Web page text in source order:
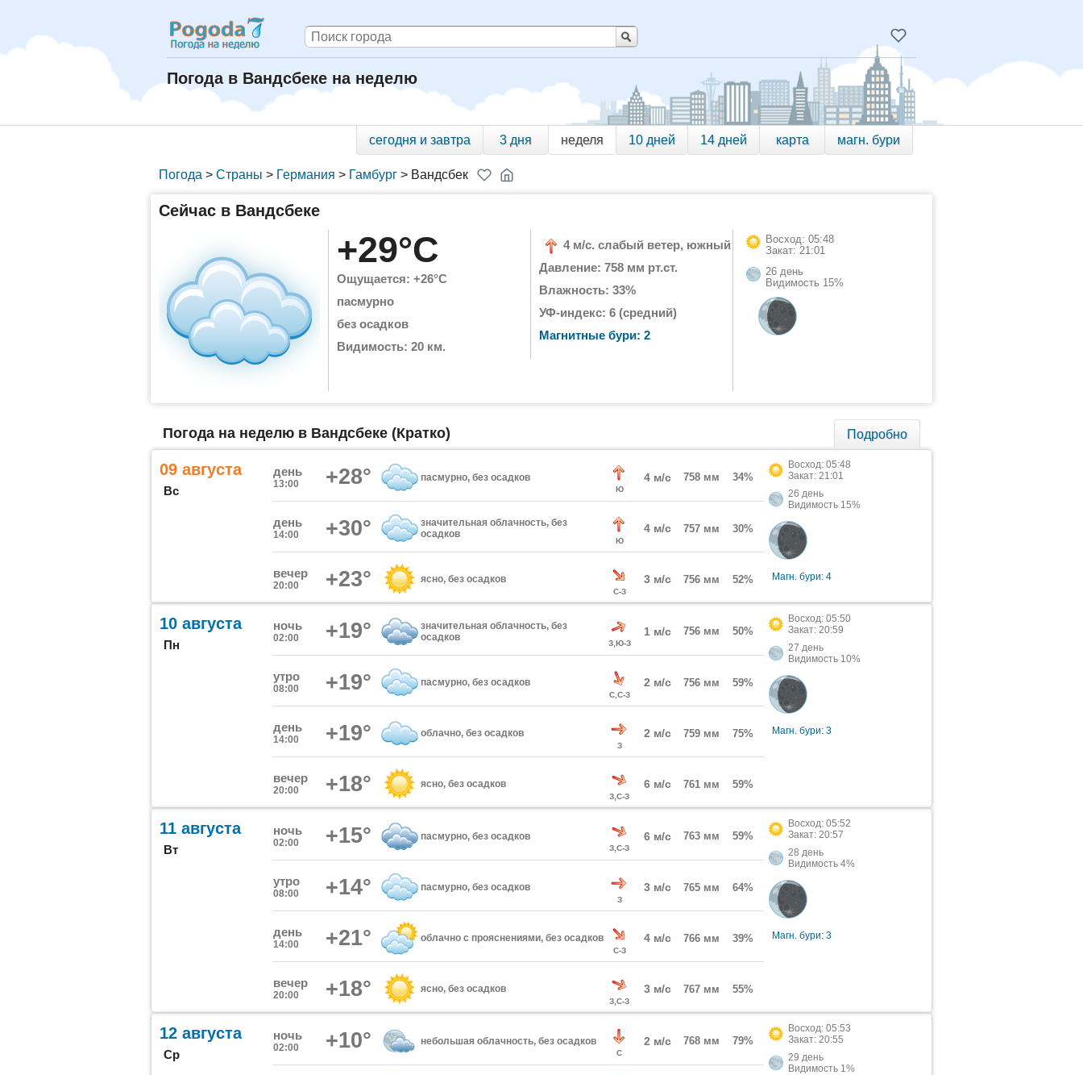
Погода в Вандсбеке на неделю
сегодня и завтра 3 дня неделя 10 дней 14 дней карта магн. бури
Погода > Страны > Германия > Гамбург > Вандсбек
Сейчас в Вандсбеке
+29°C
Ощущается: +26°C
пасмурно
без осадков
Видимость: 20 км.
4 м/с. слабый ветер, южный
Давление: 758 мм рт.ст.
Влажность: 33%
УФ-индекс: 6 (средний)
Магнитные бури: 2
Восход: 05:48
Закат: 21:01
26 день
Видимость 15%
Погода на неделю в Вандсбеке (Кратко) Подробно
09 августа
Вс
день
13:00 +28° пасмурно, без осадков
Ю
4 м/с 758 мм 34%
день
14:00 +30°
значительная облачность, без
осадков
Ю
4 м/с 757 мм 30%
вечер
20:00 +23° ясно, без осадков
С-З
3 м/с 756 мм 52%
Восход: 05:48
Закат: 21:01
26 день
Видимость 15%
Магн. бури: 4
10 августа
Пн
ночь
02:00 +19°
значительная облачность, без
осадков
З,Ю-З
1 м/с 756 мм 50%
утро
08:00 +19° пасмурно, без осадков
С,С-З
2 м/с 756 мм 59%
день
14:00 +19° облачно, без осадков
З
2 м/с 759 мм 75%
вечер
20:00 +18° ясно, без осадков
З,С-З
6 м/с 761 мм 59%
Восход: 05:50
Закат: 20:59
27 день
Видимость 10%
Магн. бури: 3
11 августа
Вт
ночь
02:00 +15° пасмурно, без осадков
З,С-З
6 м/с 763 мм 59%
утро
08:00 +14° пасмурно, без осадков
З
3 м/с 765 мм 64%
день
14:00 +21° облачно с прояснениями, без осадков
С-З
4 м/с 766 мм 39%
вечер
20:00 +18° ясно, без осадков
З,С-З
3 м/с 767 мм 55%
Восход: 05:52
Закат: 20:57
28 день
Видимость 4%
Магн. бури: 3
12 августа
Ср
ночь
02:00 +10° небольшая облачность, без осадков
С
2 м/с 768 мм 79%
Восход: 05:53
Закат: 20:55
29 день
Видимость 1%